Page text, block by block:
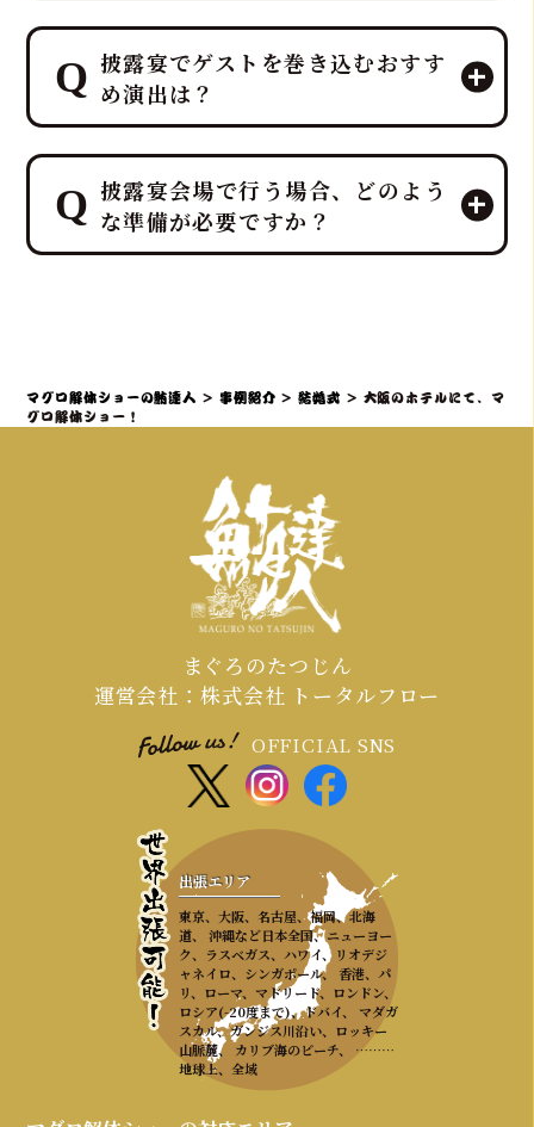
マグロ解体ショーのパイオニア「鮪達
人」は、「幸せを呼ぶ魚」マグロを最
大限に活かし、マグロ入刀式や「愛の
マグロバイト」などの特別なゲスト参
加型演出を、ホテルレベルのプロの演
出力とノウハウで司会者・プランナー
と連携し、お二人の門出を完璧にサポ
ートします。
披露宴でゲストを巻き込むおすす
め演出は？
鮪達人では、40kg以上の生マグロの入
刀や記念撮影タイムなど、ゲスト参加
型の贅沢でエンターテイメント性の高
いサプライズ演出を、ホテルレベルの
われるような特別な体験を提供しま
披露宴会場で行う場合、どのよう
な準備が必要ですか？
実績を持つ私たちが、会場となるホテ
備をサポートいたしますのでご安心く
マグロ解体ショーの鮪達人 > 事例紹介 >結婚式 > 大阪のホテルにて、マ
グロ解体ショー！
まぐろのたつじん
運営会社：株式会社 トータルフロー
OFFICIAL SNS
出張エリア
東京、大阪、名古屋、福岡、北海
道、 沖縄など日本全国、ニューヨー
ク、ラスベガス、ハワイ、リオデジ
ャネイロ、シンガポール、 香港、パ
リ、ローマ、マドリード、ロンドン、
ロシア(-20度まで)、ドバイ、 マダガ
スカル、ガンジス川沿い、ロッキー
山脈麓、 カリブ海のビーチ、 ………
地球上、全域